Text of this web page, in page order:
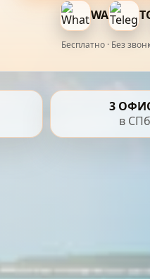
WA
Бесплатно · Без
3
в СПб